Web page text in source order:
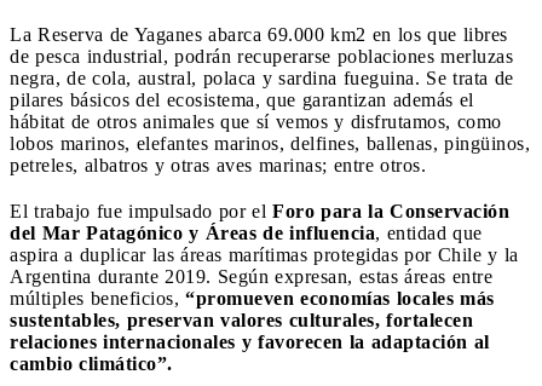
La Reserva de Yaganes abarca 69.000 km2 en los que libres
de pesca industrial, podrán recuperarse poblaciones merluzas
negra, de cola, austral, polaca y sardina fueguina. Se trata de
pilares básicos del ecosistema, que garantizan además el
hábitat de otros animales que sí vemos y disfrutamos, como
lobos marinos, elefantes marinos, delfines, ballenas, pingüinos,
petreles, albatros y otras aves marinas; entre otros.
El trabajo fue impulsado por el Foro para la Conservación
del Mar Patagónico y Áreas de influencia, entidad que
aspira a duplicar las áreas marítimas protegidas por Chile y la
Argentina durante 2019. Según expresan, estas áreas entre
múltiples beneficios, “promueven economías locales más
sustentables, preservan valores culturales, fortalecen
relaciones internacionales y favorecen la adaptación al
cambio climático”.